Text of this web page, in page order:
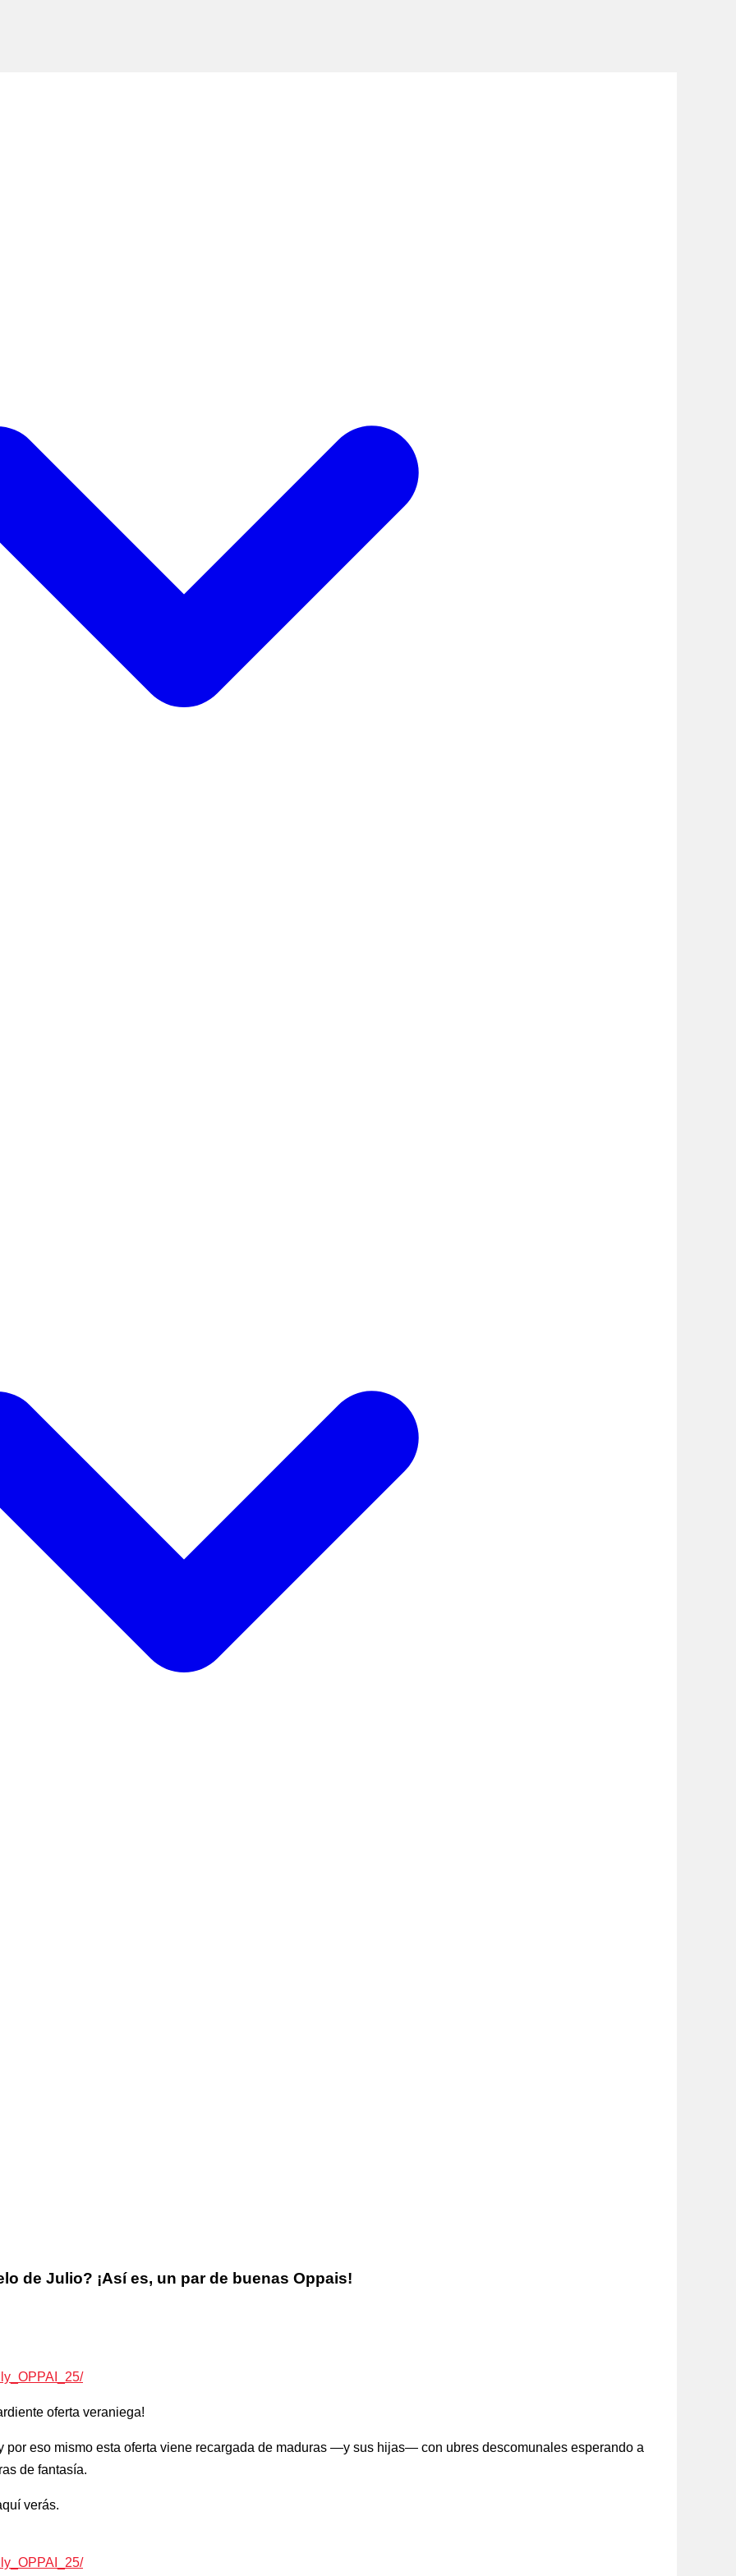
de Julio? ¡Así es, un par de buenas Oppais!
oferta veraniega!
por eso mismo esta oferta viene recargada de maduras —y sus hijas— con ubres descomunales esperando a
de fantasía.
verás.